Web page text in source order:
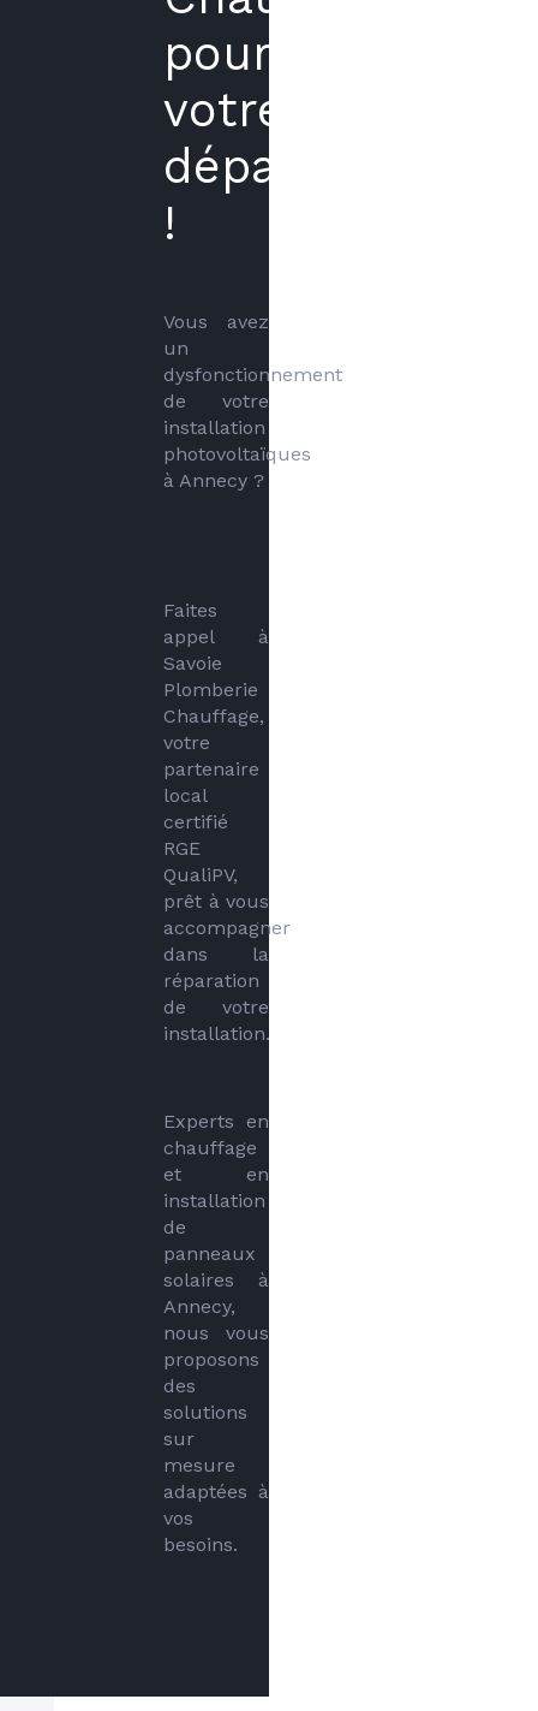
pour
votre
!
Vous avez
un
dysfonctionnement
de votre
installation
photovoltaïques
à Annecy ?
Faites
appel à
Savoie
Plomberie
Chauffage,
votre
partenaire
local
certifié
RGE
QualiPV,
prêt à vous
accompagner
dans la
réparation
de votre
installation.
Experts en
chauffage
et en
installation
de
panneaux
solaires à
Annecy,
nous vous
proposons
des
solutions
sur
mesure
adaptées à
vos
besoins.